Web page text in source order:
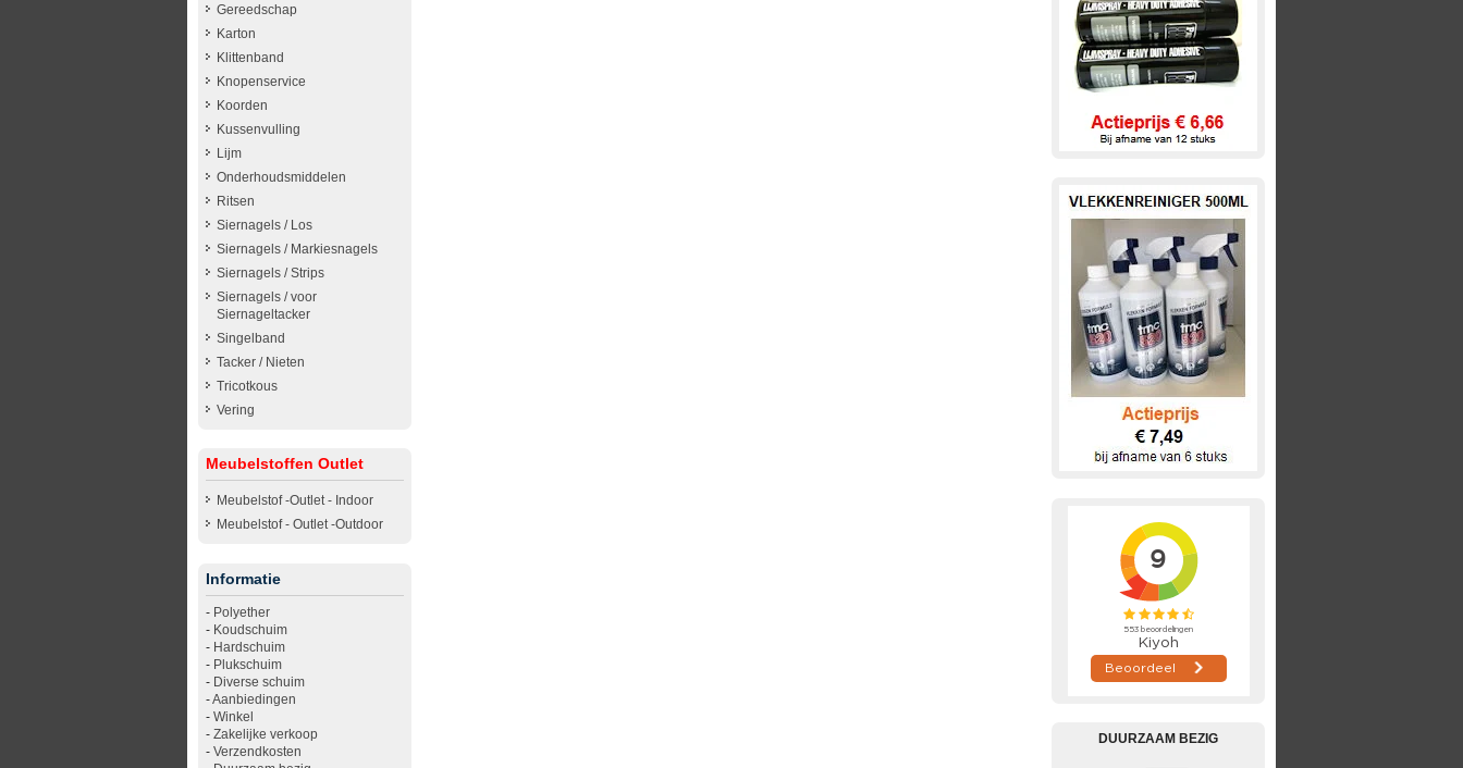
Gereedschap
Karton
Klittenband
Knopenservice
Koorden
Kussenvulling
Lijm
Onderhoudsmiddelen
Ritsen
Siernagels / Los
Siernagels / Markiesnagels
Siernagels / Strips
Siernagels / voor
Siernageltacker
Singelband
Tacker / Nieten
Tricotkous
Vering
Meubelstoffen Outlet
Meubelstof -Outlet - Indoor
Meubelstof - Outlet -Outdoor
Informatie
- Polyether
- Koudschuim
- Hardschuim
- Plukschuim
- Diverse schuim
-Aanbiedingen
- Winkel
- Zakelijke verkoop
- Verzendkosten
DUURZAAM BEZIG